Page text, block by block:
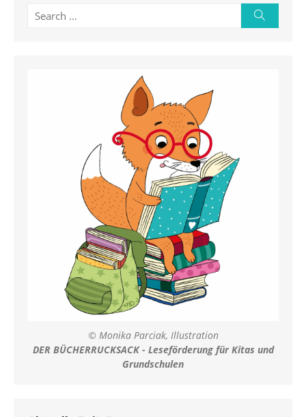
Search
© Monika Parciak, Illustration
DER BÜCHERRUCKSACK - Leseförderung für Kitas und
Grundschulen